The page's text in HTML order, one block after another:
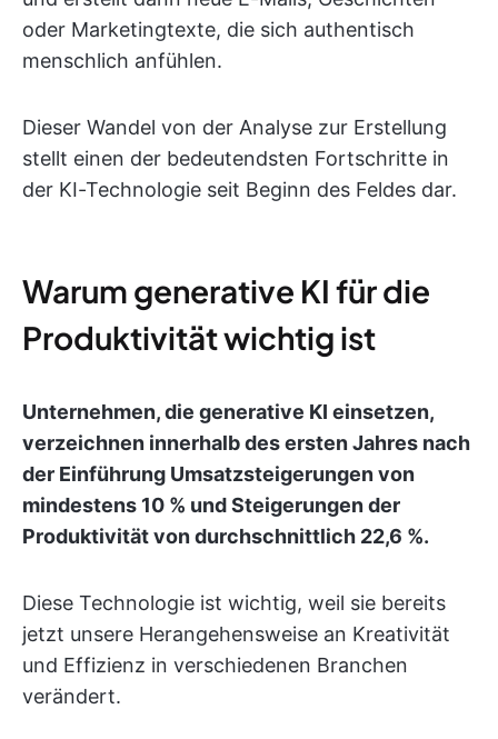
oder Marketingtexte, die sich authentisch
menschlich anfühlen.
Dieser Wandel von der Analyse zur Erstellung
stellt einen der bedeutendsten Fortschritte in
der KI-Technologie seit Beginn des Feldes dar.
Warum generative KI für die
Produktivität wichtig ist
Unternehmen, die generative KI einsetzen,
verzeichnen innerhalb des ersten Jahres nach
der Einführung Umsatzsteigerungen von
mindestens 10 % und Steigerungen der
Produktivität von durchschnittlich 22,6 %.
Diese Technologie ist wichtig, weil sie bereits
jetzt unsere Herangehensweise an Kreativität
und Effizienz in verschiedenen Branchen
verändert.